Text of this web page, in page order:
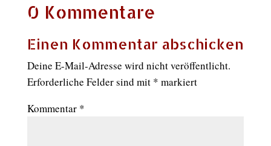
0 Kommentare
Einen Kommentar abschicken
Deine E-Mail-Adresse wird nicht veröffentlicht.
Erforderliche Felder sind mit * markiert
Kommentar *